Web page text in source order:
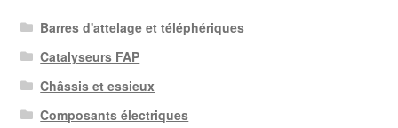
Panier
Plainte
Politique de confidentialité
Barres d'attelage et téléphériques
Catalyseurs FAP
Châssis et essieux
Composants électriques